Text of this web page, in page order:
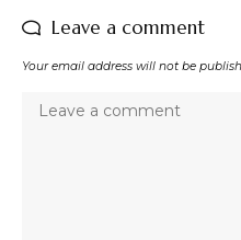
Leave a comment
Your email address will not be